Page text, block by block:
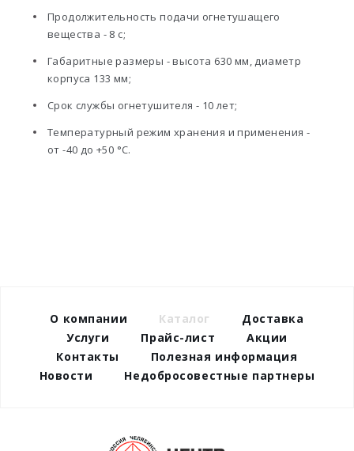
Продолжительность подачи огнетушащего
вещества - 8 с;
Габаритные размеры - высота 630 мм, диаметр
корпуса 133 мм;
Срок службы огнетушителя - 10 лет;
Температурный режим хранения и применения -
от -40 до +50 °С.
О компании Каталог
Доставка
Услуги
Прайс-лист
Акции
Контакты
Полезная информация
Новости
Недобросовестные партнеры